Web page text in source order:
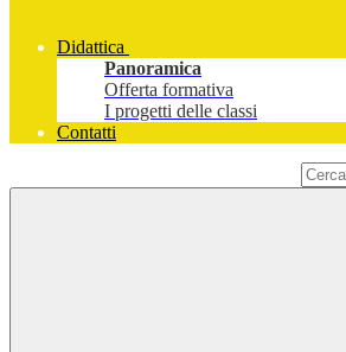
Didattica
Panoramica
Offerta formativa
I progetti delle classi
Contatti